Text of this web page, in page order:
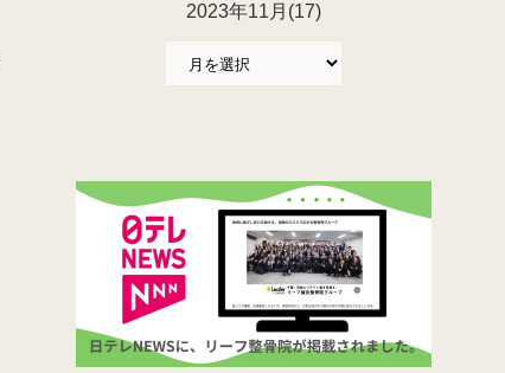
2023年11月(17)